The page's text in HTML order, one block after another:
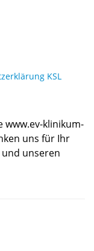
KSL
www.ev-klinikum-
uns für Ihr
unseren